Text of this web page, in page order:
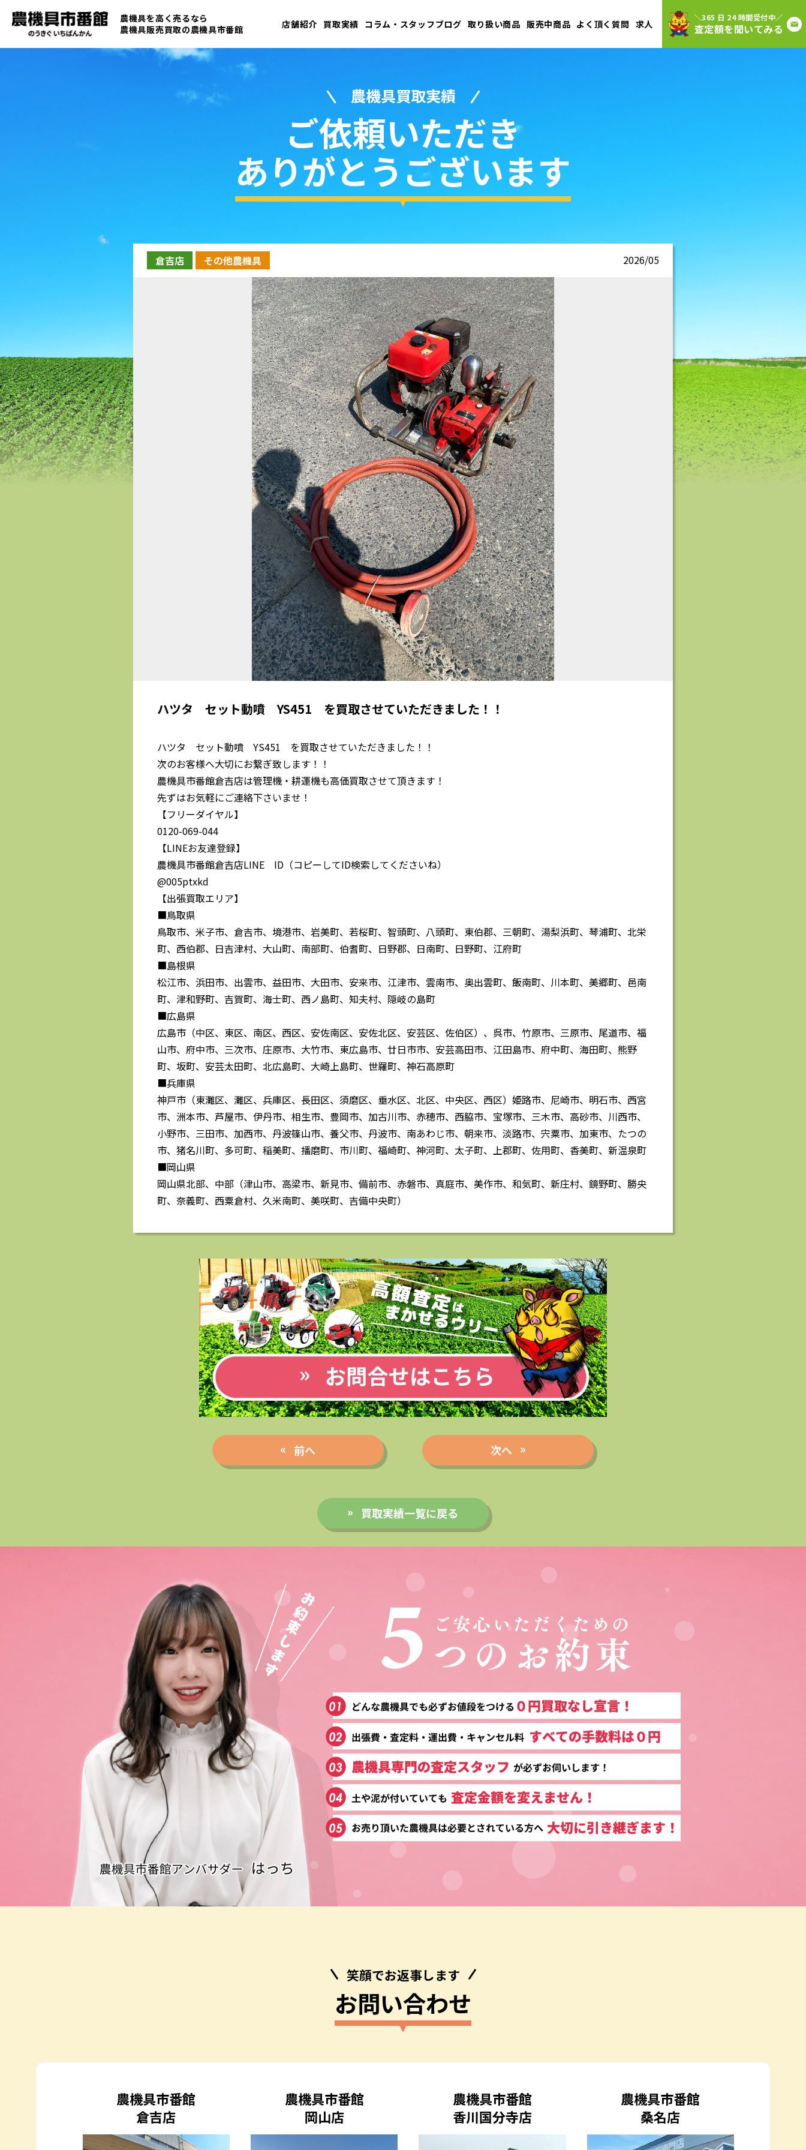
農機具を高く売るなら
農機具販売買取の農機具市番館 店舗紹介 買取実績 コラム・スタッフブログ 取り扱い商品 販売中商品 よく頂く質問 求人
＼365 日 24 時間受付中／
査定額を聞いてみる
農機具買取実績
ご依頼いただき
ありがとうございます
倉吉店 その他農機具 2026/05
ハツタ セット動噴 YS451 を買取させていただきました！！
ハツタ セット動噴 YS451 を買取させていただきました！！
次のお客様へ大切にお繋ぎ致します！！
農機具市番館倉吉店は管理機・耕運機も高価買取させて頂きます！
先ずはお気軽にご連絡下さいませ！
【フリーダイヤル】
0120-069-044
【LINEお友達登録】
農機具市番館倉吉店LINE ID（コピーしてID検索してくださいね）
@005ptxkd
【出張買取エリア】
■鳥取県
鳥取市、米子市、倉吉市、境港市、岩美町、若桜町、智頭町、八頭町、東伯郡、三朝町、湯梨浜町、琴浦町、北栄
町、西伯郡、日吉津村、大山町、南部町、伯耆町、日野郡、日南町、日野町、江府町
■島根県
松江市、浜田市、出雲市、益田市、大田市、安来市、江津市、雲南市、奥出雲町、飯南町、川本町、美郷町、邑南
町、津和野町、吉賀町、海士町、西ノ島町、知夫村、隠岐の島町
■広島県
広島市（中区、東区、南区、西区、安佐南区、安佐北区、安芸区、佐伯区）、呉市、竹原市、三原市、尾道市、福
山市、府中市、三次市、庄原市、大竹市、東広島市、廿日市市、安芸高田市、江田島市、府中町、海田町、熊野
町、坂町、安芸太田町、北広島町、大崎上島町、世羅町、神石高原町
■兵庫県
神戸市（東灘区、灘区、兵庫区、長田区、須磨区、垂水区、北区、中央区、西区）姫路市、尼崎市、明石市、西宮
市、洲本市、芦屋市、伊丹市、相生市、豊岡市、加古川市、赤穂市、西脇市、宝塚市、三木市、高砂市、川西市、
小野市、三田市、加西市、丹波篠山市、養父市、丹波市、南あわじ市、朝来市、淡路市、宍粟市、加東市、たつの
市、猪名川町、多可町、稲美町、播磨町、市川町、福崎町、神河町、太子町、上郡町、佐用町、香美町、新温泉町
■岡山県
岡山県北部、中部（津山市、高梁市、新見市、備前市、赤磐市、真庭市、美作市、和気町、新庄村、鏡野町、勝央
町、奈義町、西粟倉村、久米南町、美咲町、吉備中央町）
前へ 次へ
買取実績一覧に戻る
笑顔でお返事します
お問い合わせ
農機具市番館
倉吉店
農機具市番館
岡山店
農機具市番館
香川国分寺店
農機具市番館
桑名店